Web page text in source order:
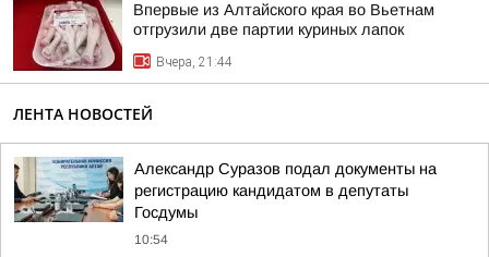
Впервые из Алтайского края во Вьетнам
отгрузили две партии куриных лапок
Вчера, 21:44
ЛЕНТА НОВОСТЕЙ
Александр Суразов подал документы на
регистрацию кандидатом в депутаты
Госдумы
10:54